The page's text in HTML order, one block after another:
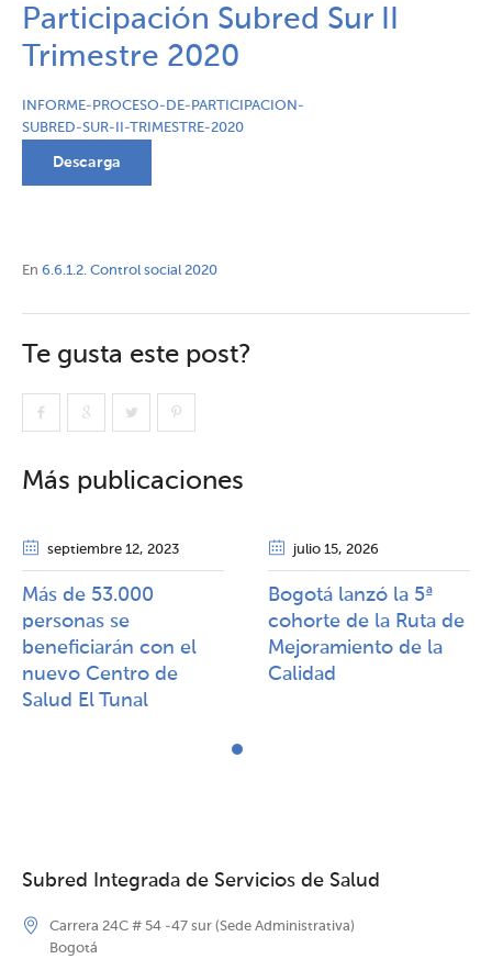
Participación Subred Sur II
Trimestre 2020
INFORME-PROCESO-DE-PARTICIPACION-
SUBRED-SUR-II-TRIMESTRE-2020
Descarga
En 6.6.1.2. Control social 2020
Te gusta este post?
Más publicaciones
septiembre 12, 2023
Más de 53.000
personas se
beneficiarán con el
nuevo Centro de
Salud El Tunal
julio 15, 2026
Bogotá lanzó la 5ª
cohorte de la Ruta de
Mejoramiento de la
Calidad​​
Subred Integrada de Servicios de Salud
Carrera 24C # 54 -47 sur (Sede Administrativa)
Bogotá